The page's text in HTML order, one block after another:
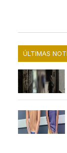
ÚLTIMAS